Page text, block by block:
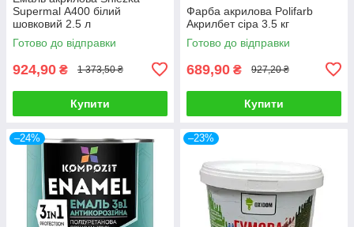
Supermal А400 білий
шовковий 2.5 л
Готово до відправки
924,90 ₴ 1 373,50 ₴
Купити
Фарба акрилова Polifarb
Акрилбет сіра 3.5 кг
Готово до відправки
689,90 ₴ 927,20 ₴
Купити
–24% –23%